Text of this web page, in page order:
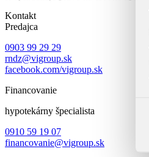
Kontakt
Predajca
0903 99 29 29
rndz@vigroup.sk
facebook.com/vigroup.sk
Financovanie
hypotekárny špecialista
0910 59 19 07
financovanie@vigroup.sk